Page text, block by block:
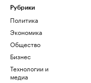
Рубрики
Политика
Экономика
Общество
Бизнес
Технологии и
медиа